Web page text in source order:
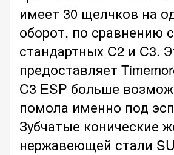
имеет 30 щелчков на
оборот, по сравнению
стандартных C2 и C3.
предоставляет
C3 ESP больше
помола именно под
Зубчатые конические
нержавеющей стали